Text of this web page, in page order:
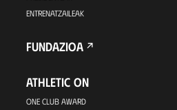
ENTRENATZAILEAK
FUNDAZIOA
ATHLETIC ON
ONE CLUB AWARD